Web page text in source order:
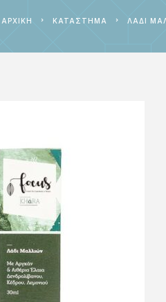
ΑΡΧΙΚΉ ΚΑΤΆΣΤΗΜΑ ΛΆΔΙ